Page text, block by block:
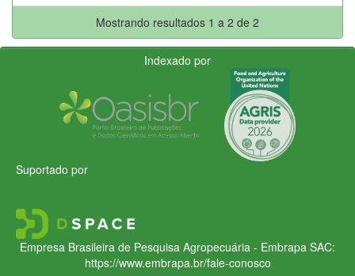
Mostrando resultados 1 a 2 de 2
Indexado por
Suportado por
Empresa Brasileira de Pesquisa Agropecuária - Embrapa SAC:
https://www.embrapa.br/fale-conosco